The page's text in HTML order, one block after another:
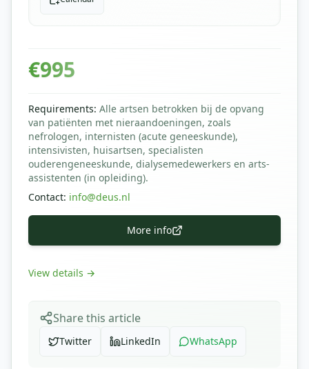
€995
Requirements: Alle artsen betrokken bij de opvang
van patiënten met nieraandoeningen, zoals
nefrologen, internisten (acute geneeskunde),
intensivisten, huisartsen, specialisten
ouderengeneeskunde, dialysemedewerkers en arts-
assistenten (in opleiding).
Contact: info@deus.nl
More info
View details →
Share this article
Twitter LinkedIn WhatsApp